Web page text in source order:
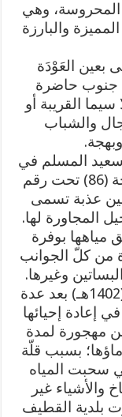
المحروسة، وهي
والبارزة
بعين العَوْدَة
جنوب حاضرة
القريبة أو
والشباب
سعيد المسلم في
كتابه واحة على ضفاف الخليج صفحة (86) تحت رقم
عين عذبة تسمى
المجاورة لها.
مياهها بوفرة
من كلّ الجوانب
وغيرها.
وفي فترة ما بين عامي (1399هـ) و (1402هـ) بعد عدة
إعادة إحيائها
مهجورة لمدة
بسبب قلّة
سحبت المياه
والأشياء غير
بلدية القطيف